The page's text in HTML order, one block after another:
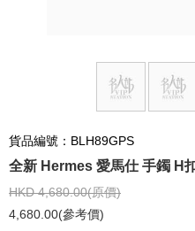
貨品編號：BLH89GPS
全新 Hermes 愛馬仕 手鐲 H
HKD 4,680.00(原價)
4,680.00(參考價)